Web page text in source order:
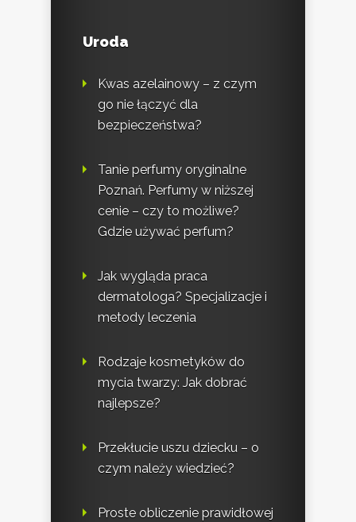
Uroda
Kwas azelainowy – z czym
go nie łączyć dla
bezpieczeństwa?
Tanie perfumy oryginalne
Poznań. Perfumy w niższej
cenie – czy to możliwe?
Gdzie używać perfum?
Jak wygląda praca
dermatologa? Specjalizacje i
metody leczenia
Rodzaje kosmetyków do
mycia twarzy: Jak dobrać
najlepsze?
Przekłucie uszu dziecku – o
czym należy wiedzieć?
Proste obliczenie prawidłowej